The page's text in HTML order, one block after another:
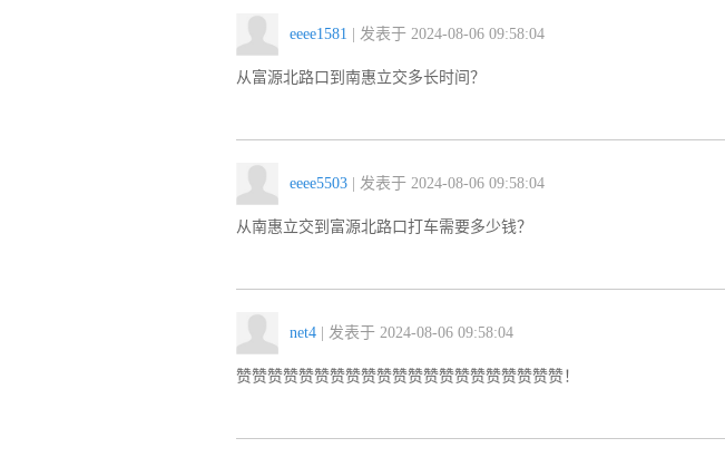
eeee1581 | 发表于 2024-08-06 09:58:04
从富源北路口到南惠立交多长时间？
eeee5503 | 发表于 2024-08-06 09:58:04
从南惠立交到富源北路口打车需要多少钱？
net4 | 发表于 2024-08-06 09:58:04
赞赞赞赞赞赞赞赞赞赞赞赞赞赞赞赞赞赞赞赞赞！